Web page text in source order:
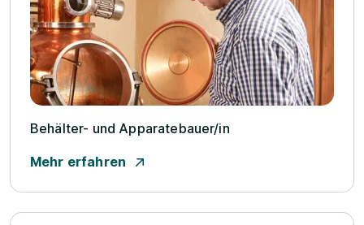
Behälter- und Apparatebauer/­in
Mehr erfahren